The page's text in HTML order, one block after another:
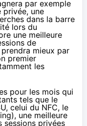
par exemple
privée, une
dans la barre
lors du
une meilleure
de
prendra mieux par
premier
les
pour les mois qui
tels que le
celui du NFC, le
une meilleure
sessions privées